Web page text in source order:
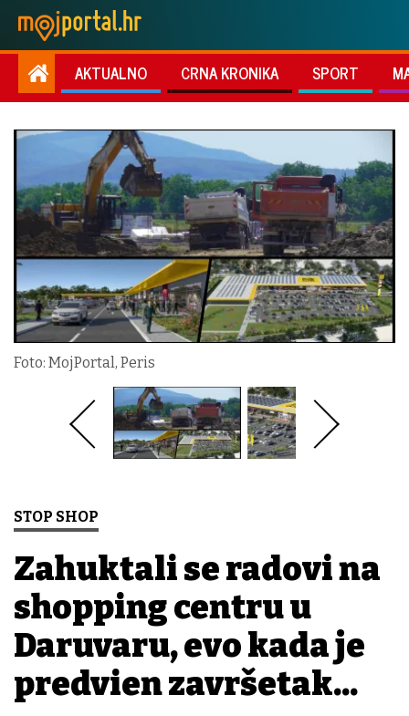
AKTUALNO CRNA KRONIKA SPORT
Foto: MojPortal, Peris
STOP SHOP
Zahuktali se radovi na
shopping centru u
Daruvaru, evo kada je
predviđen završetak...